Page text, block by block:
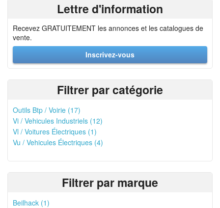
Lettre d'information
Recevez GRATUITEMENT les annonces et les catalogues de
vente.
Inscrivez-vous
Filtrer par catégorie
Outils Btp / Voirie (17)
Vi / Vehicules Industriels (12)
Vl / Voitures Électriques (1)
Vu / Vehicules Électriques (4)
Filtrer par marque
Beilhack (1)